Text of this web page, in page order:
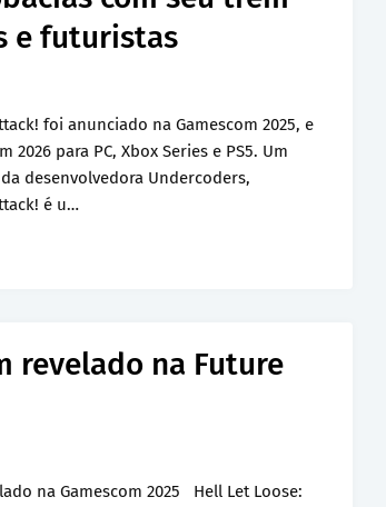
e futuristas
foi anunciado na Gamescom 2025, e
2026 para PC, Xbox Series e PS5. Um
desenvolvedora Undercoders,
é u…
revelado na Future
na Gamescom 2025 Hell Let Loose: